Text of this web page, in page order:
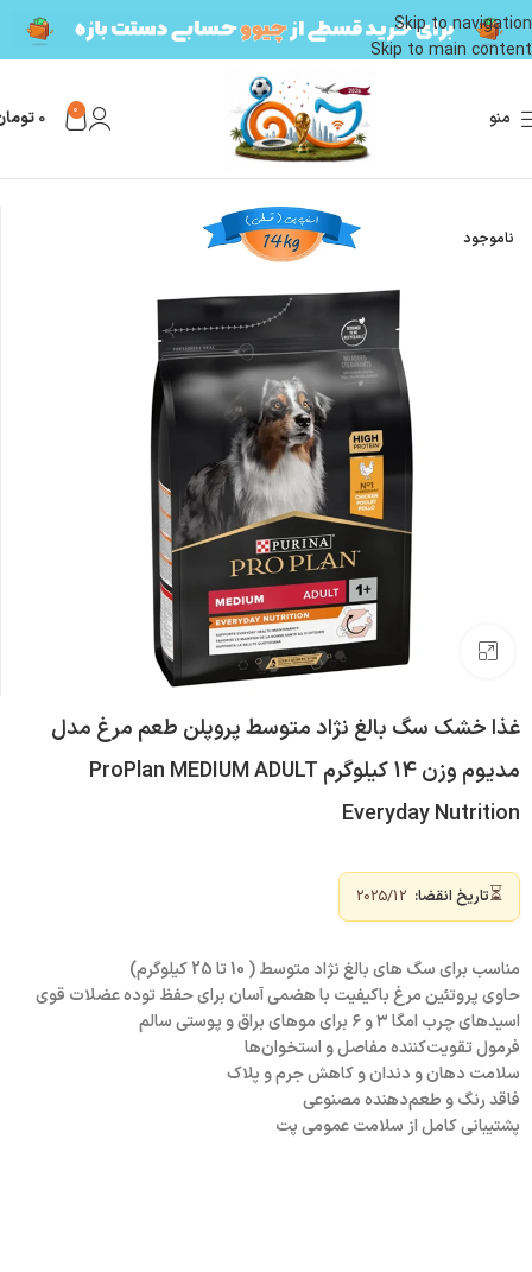
Skip to navigation
Skip to main content
منو 0
0
غذای سگ غذای خشک سگ
ناموجود
بزرگنمایی تصویر
غذا خشک سگ بالغ نژاد متوسط پروپلن طعم مرغ مدل
مدیوم وزن 14 کیلوگرم ProPlan MEDIUM ADULT
Everyday Nutrition
⏳تاریخ انقضا:
مناسب برای سگ های بالغ نژاد متوسط ( 10 تا 25 کیلوگرم)
حاوی پروتئین مرغ باکیفیت با هضمی آسان برای حفظ توده عضلات قوی
اسیدهای چرب امگا ۳ و ۶ برای موهای براق و پوستی سالم
فرمول تقویت‌کننده مفاصل و استخوان‌ها
سلامت دهان و دندان و کاهش جرم و پلاک
فاقد رنگ و طعم‌دهنده مصنوعی
پشتیبانی کامل از سلامت عمومی پت